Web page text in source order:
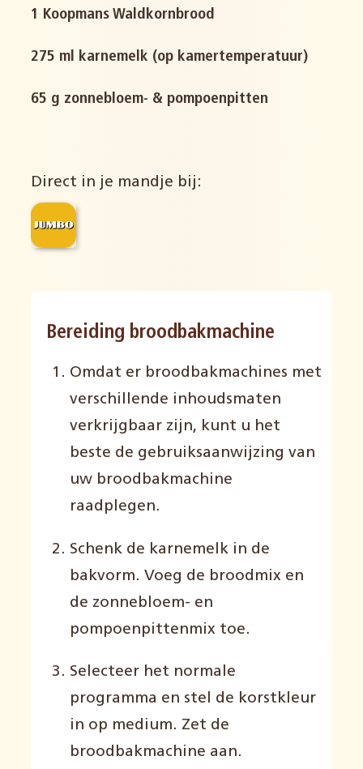
1 Koopmans Waldkornbrood
275 ml karnemelk (op kamertemperatuur)
65 g zonnebloem- & pompoenpitten
Direct in je mandje bij:
Bereiding broodbakmachine
Omdat er broodbakmachines met
verschillende inhoudsmaten
verkrijgbaar zijn, kunt u het
beste de gebruiksaanwijzing van
uw broodbakmachine
raadplegen.
Schenk de karnemelk in de
bakvorm. Voeg de broodmix en
de zonnebloem- en
pompoenpittenmix toe.
Selecteer het normale
programma en stel de korstkleur
in op medium. Zet de
broodbakmachine aan.